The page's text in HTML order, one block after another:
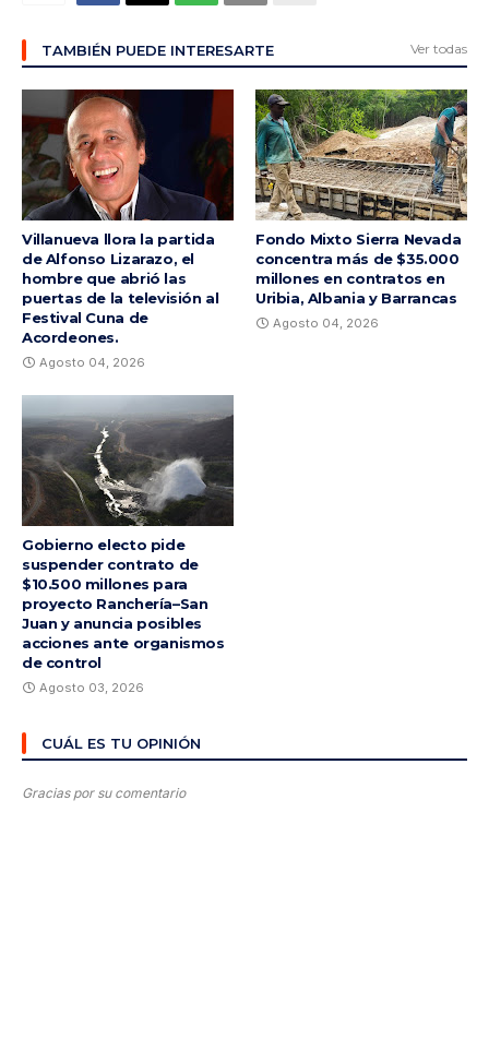
TAMBIÉN PUEDE INTERESARTE Ver todas
Villanueva llora la partida
de Alfonso Lizarazo, el
hombre que abrió las
puertas de la televisión al
Festival Cuna de
Acordeones.
Agosto 04, 2026
Fondo Mixto Sierra Nevada
concentra más de $35.000
millones en contratos en
Uribia, Albania y Barrancas
Agosto 04, 2026
Gobierno electo pide
suspender contrato de
$10.500 millones para
proyecto Ranchería–San
Juan y anuncia posibles
acciones ante organismos
de control
Agosto 03, 2026
CUÁL ES TU OPINIÓN
Gracias por su comentario